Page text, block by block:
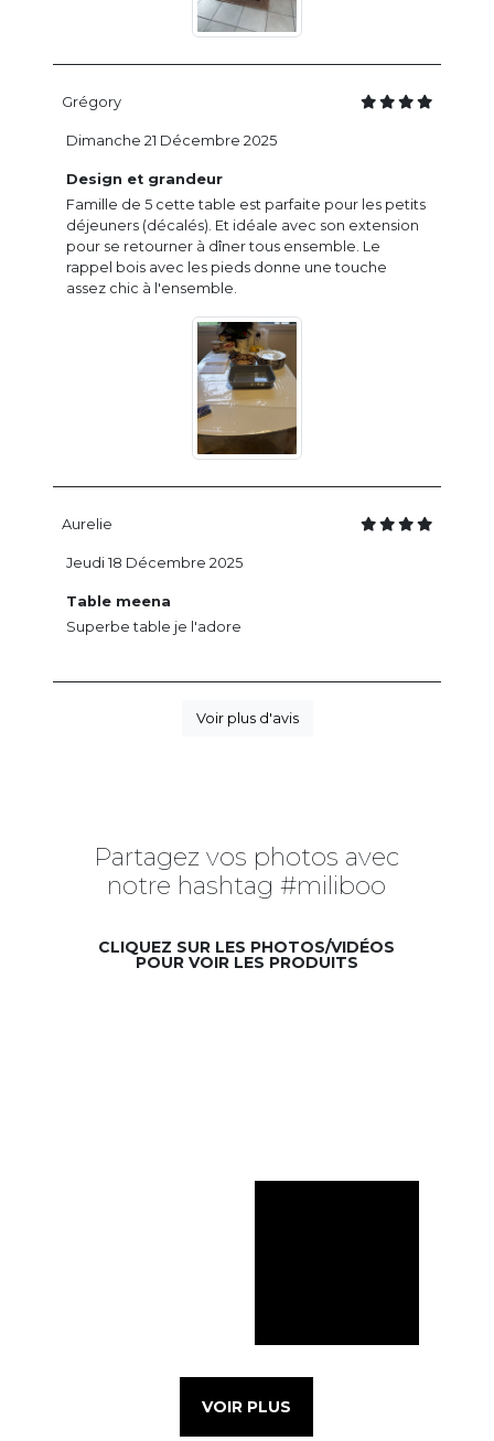
Grégory
Design et grandeur
Famille de 5 cette table est parfaite pour les petits
déjeuners (décalés). Et idéale avec son extension
pour se retourner à dîner tous ensemble. Le
rappel bois avec les pieds donne une touche
assez chic à l'ensemble.
Dimanche 21 Décembre 2025
Aurelie
Table meena
Superbe table je l'adore
Jeudi 18 Décembre 2025
Voir plus d'avis
Partagez vos photos avec
notre hashtag #miliboo
CLIQUEZ SUR LES PHOTOS/VIDÉOS
POUR VOIR LES PRODUITS
VOIR PLUS